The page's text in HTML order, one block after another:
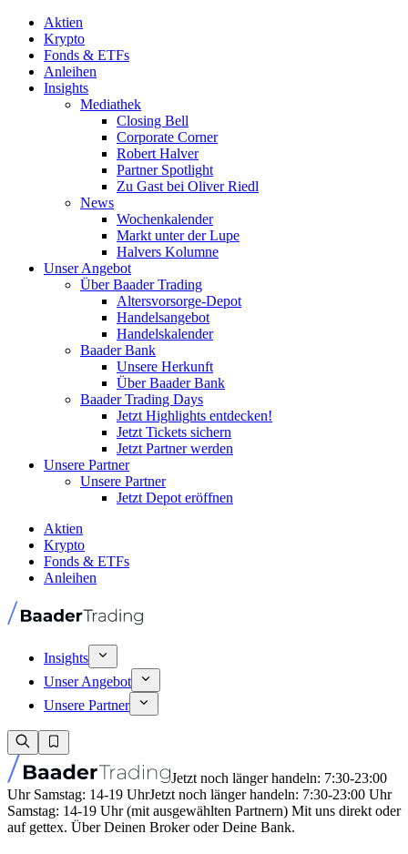
Aktien
Krypto
Fonds & ETFs
Anleihen
Insights
Mediathek
Closing Bell
Corporate Corner
Robert Halver
Partner Spotlight
Zu Gast bei Oliver Riedl
News
Wochenkalender
Markt unter der Lupe
Halvers Kolumne
Unser Angebot
Über Baader Trading
Altersvorsorge-Depot
Handelsangebot
Handelskalender
Baader Bank
Unsere Herkunft
Über Baader Bank
Baader Trading Days
Jetzt Highlights entdecken!
Jetzt Tickets sichern
Jetzt Partner werden
Unsere Partner
Unsere Partner
Jetzt Depot eröffnen
Aktien
Krypto
Fonds & ETFs
Anleihen
Insights
Unser Angebot
Unsere Partner
Jetzt noch länger handeln: 7:30-23:00
Uhr Samstag: 14-19 UhrJetzt noch länger handeln: 7:30-23:00 Uhr
Samstag: 14-19 Uhr (mit ausgewählten Partnern) Mit uns direkt oder
auf gettex. Über Deinen Broker oder Deine Bank.